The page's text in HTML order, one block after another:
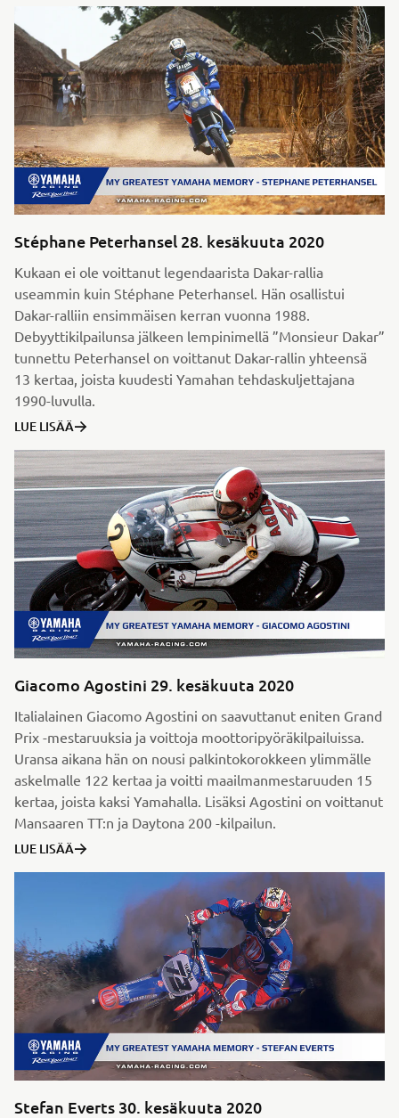
Stéphane Peterhansel 28. kesäkuuta 2020
Kukaan ei ole voittanut legendaarista Dakar-rallia
useammin kuin Stéphane Peterhansel. Hän osallistui
Dakar-ralliin ensimmäisen kerran vuonna 1988.
Debyyttikilpailunsa jälkeen lempinimellä ”Monsieur Dakar”
tunnettu Peterhansel on voittanut Dakar-rallin yhteensä
13 kertaa, joista kuudesti Yamahan tehdaskuljettajana
1990-luvulla.
LUE LISÄÄ
Giacomo Agostini 29. kesäkuuta 2020
Italialainen Giacomo Agostini on saavuttanut eniten Grand
Prix -mestaruuksia ja voittoja moottoripyöräkilpailuissa.
Uransa aikana hän on nousi palkintokorokkeen ylimmälle
askelmalle 122 kertaa ja voitti maailmanmestaruuden 15
kertaa, joista kaksi Yamahalla. Lisäksi Agostini on voittanut
Mansaaren TT:n ja Daytona 200 -kilpailun.
LUE LISÄÄ
Stefan Everts 30. kesäkuuta 2020